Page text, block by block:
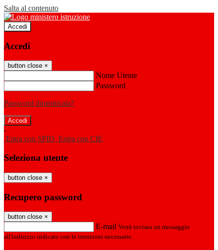
Salta al contenuto
Accedi
Accedi
button close ×
Nome Utente
Password
Password dimenticata?
-
Entra con SPID Entra con CIE
Seleziona utente
button close ×
Recupero password
button close ×
E-mail Verrà inviato un messaggio
all'indirizzo indicato con le istruzioni necessarie.